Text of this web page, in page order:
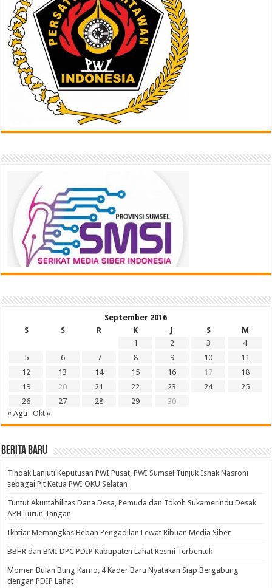
September 2016
S
S R K J S
M
1
2 3
4
5
6 7 8 9 10
11
12
13 14 15 16 17
18
19
20 21 22 23 24
25
26
27 28 29
30
« Agu
Okt »
BERITA BARU
Tindak Lanjuti Keputusan PWI Pusat, PWI Sumsel Tunjuk Ishak Nasroni
sebagai Plt Ketua PWI OKU Selatan
Tuntut Akuntabilitas Dana Desa, Pemuda dan Tokoh Sukamerindu Desak
APH Turun Tangan
Ikhtiar Memangkas Beban Pengadilan Lewat Ribuan Media Siber
BBHR dan BMI DPC PDIP Kabupaten Lahat Resmi Terbentuk
Momen Bulan Bung Karno, 4 Kader Baru Nyatakan Siap Bergabung
dengan PDIP Lahat